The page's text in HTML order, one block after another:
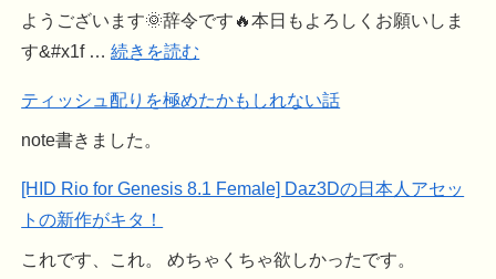
ようございます🌞辞令です🔥本日もよろしくお願いしま
す&#x1f …続きを読む
ティッシュ配りを極めたかもしれない話
note書きました。
[HID Rio for Genesis 8.1 Female] Daz3Dの日本人アセッ
トの新作がキタ！
これです、これ。 めちゃくちゃ欲しかったです。